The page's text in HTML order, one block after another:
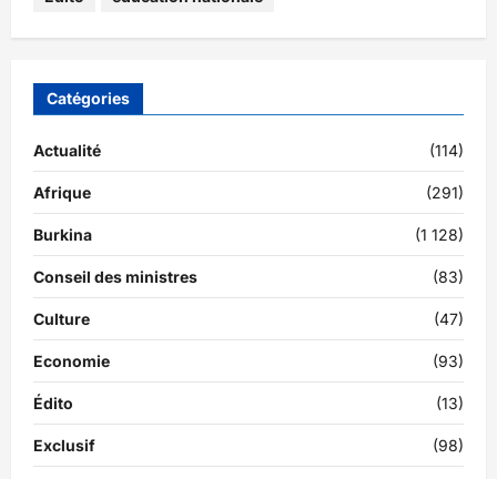
Catégories
Actualité (114)
Afrique (291)
Burkina (1 128)
Conseil des ministres (83)
Culture (47)
Economie (93)
Édito (13)
Exclusif (98)